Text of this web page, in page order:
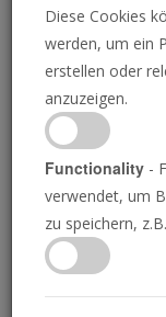
Die
Rote
Der Iran
Erwarten Sie
Diese Cookies
werden, um ein
erstellen oder
anzuzeigen.
Functionality -
verwendet, um
zu speichern,